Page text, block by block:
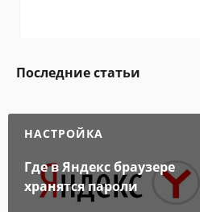
Последние статьи
НАСТРОЙКА
Где в Яндекс браузере
хранятся пароли